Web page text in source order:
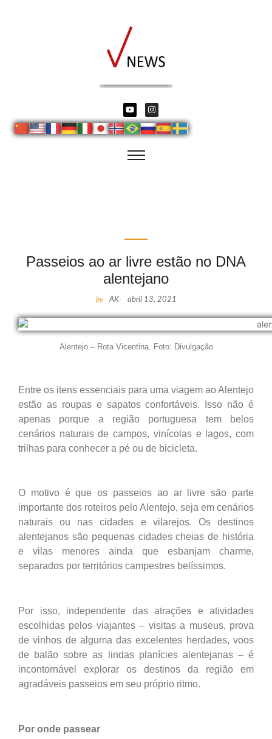
Passeios ao ar livre estão no DNA
alentejano
by AK- abril 13, 2021
Alentejo – Rota Vicentina. Foto: Divulgação
Entre os itens essenciais para uma viagem ao Alentejo
estão as roupas e sapatos confortáveis. Isso não é
apenas porque a região portuguesa tem belos
cenários naturais de campos, vinícolas e lagos, com
trilhas para conhecer a pé ou de bicicleta.
O motivo é que os passeios ao ar livre são parte
importante dos roteiros pelo Alentejo, seja em cenários
naturais ou nas cidades e vilarejos. Os destinos
alentejanos são pequenas cidades cheias de história
e vilas menores ainda que esbanjam charme,
separados por territórios campestres belíssimos.
Por isso, independente das atrações e atividades
escolhidas pelos viajantes – visitas a museus, prova
de vinhos de alguma das excelentes herdades, voos
de balão sobre as lindas planícies alentejanas – é
incontornável explorar os destinos da região em
agradáveis passeios em seu próprio ritmo.
Por onde passear